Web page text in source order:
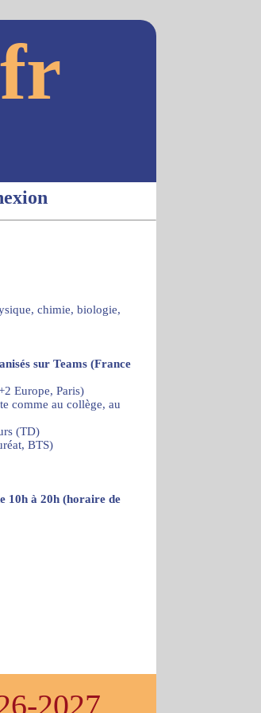
chimie, biologie,
sur Teams (France
Europe, Paris)
comme au collège, au
(TD)
BTS)
10h à 20h (horaire de
2027